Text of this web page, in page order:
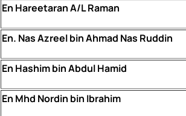
En Hareetaran A/L Raman
En. Nas Azreel bin Ahmad Nas Ruddin
En Hashim bin Abdul Hamid
En Mhd Nordin bin Ibrahim